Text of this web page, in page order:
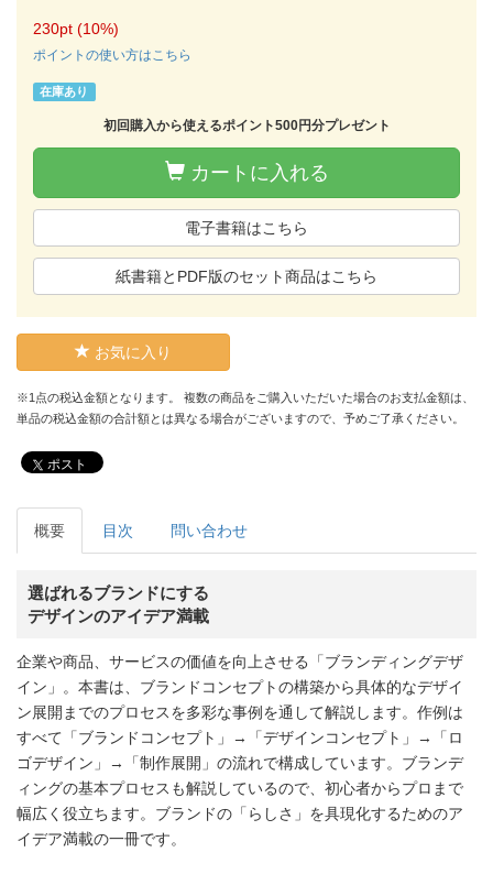
230pt (10%)
ポイントの使い方はこちら
在庫あり
初回購入から使えるポイント500円分プレゼント
カートに入れる
電子書籍はこちら
紙書籍とPDF版のセット商品はこちら
お気に入り
※1点の税込金額となります。 複数の商品をご購入いただいた場合のお支払金額は、
単品の税込金額の合計額とは異なる場合がございますので、予めご了承ください。
ポスト
概要 目次 問い合わせ
選ばれるブランドにする
デザインのアイデア満載
企業や商品、サービスの価値を向上させる「ブランディングデザ
イン」。本書は、ブランドコンセプトの構築から具体的なデザイ
ン展開までのプロセスを多彩な事例を通して解説します。作例は
すべて「ブランドコンセプト」→「デザインコンセプト」→「ロ
ゴデザイン」→「制作展開」の流れで構成しています。ブランデ
ィングの基本プロセスも解説しているので、初心者からプロまで
幅広く役立ちます。ブランドの「らしさ」を具現化するためのア
イデア満載の一冊です。